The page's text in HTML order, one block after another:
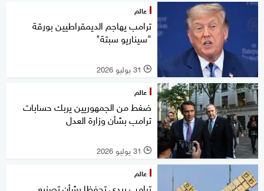
عالم
ترامب يهاجم الديمقراطيين بورقة
"سيناريو سبتة"
l 31 يوليو 2026
عالم
ضغط من الجمهوريين يربك حسابات
ترامب بشأن وزارة العدل
l 31 يوليو 2026
عالم
ترامب يبدي تحفظا بشأن تصنيع